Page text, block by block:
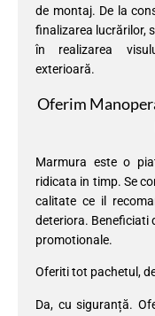
de montaj. De la
finalizarea lucrărilor,
în realizarea
exterioară.
Oferim
Marmura este o
ridicata in timp. Se
calitate ce il
deteriora. Beneficiati
promotionale.
Oferiti tot pachetul,
Da, cu siguranță.